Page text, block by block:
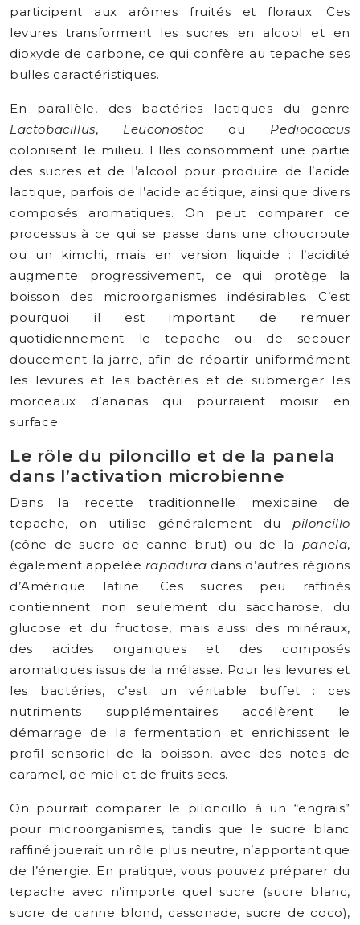
participent aux arômes fruités et floraux. Ces
levures transforment les sucres en alcool et en
dioxyde de carbone, ce qui confère au tepache ses
bulles caractéristiques.
En parallèle, des bactéries lactiques du genre
Lactobacillus, Leuconostoc ou Pediococcus
colonisent le milieu. Elles consomment une partie
des sucres et de l’alcool pour produire de l’acide
lactique, parfois de l’acide acétique, ainsi que divers
composés aromatiques. On peut comparer ce
processus à ce qui se passe dans une choucroute
ou un kimchi, mais en version liquide : l’acidité
augmente progressivement, ce qui protège la
boisson des microorganismes indésirables. C’est
pourquoi il est important de remuer
quotidiennement le tepache ou de secouer
doucement la jarre, afin de répartir uniformément
les levures et les bactéries et de submerger les
morceaux d’ananas qui pourraient moisir en
surface.
Le rôle du piloncillo et de la panela
dans l’activation microbienne
Dans la recette traditionnelle mexicaine de
tepache, on utilise généralement du piloncillo
(cône de sucre de canne brut) ou de la panela,
également appelée rapadura dans d’autres régions
d’Amérique latine. Ces sucres peu raffinés
contiennent non seulement du saccharose, du
glucose et du fructose, mais aussi des minéraux,
des acides organiques et des composés
aromatiques issus de la mélasse. Pour les levures et
les bactéries, c’est un véritable buffet : ces
nutriments supplémentaires accélèrent le
démarrage de la fermentation et enrichissent le
profil sensoriel de la boisson, avec des notes de
caramel, de miel et de fruits secs.
On pourrait comparer le piloncillo à un “engrais”
pour microorganismes, tandis que le sucre blanc
raffiné jouerait un rôle plus neutre, n’apportant que
de l’énergie. En pratique, vous pouvez préparer du
tepache avec n’importe quel sucre (sucre blanc,
sucre de canne blond, cassonade, sucre de coco),